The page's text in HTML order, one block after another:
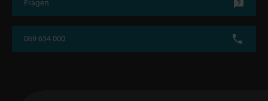
Fragen
069 654 000